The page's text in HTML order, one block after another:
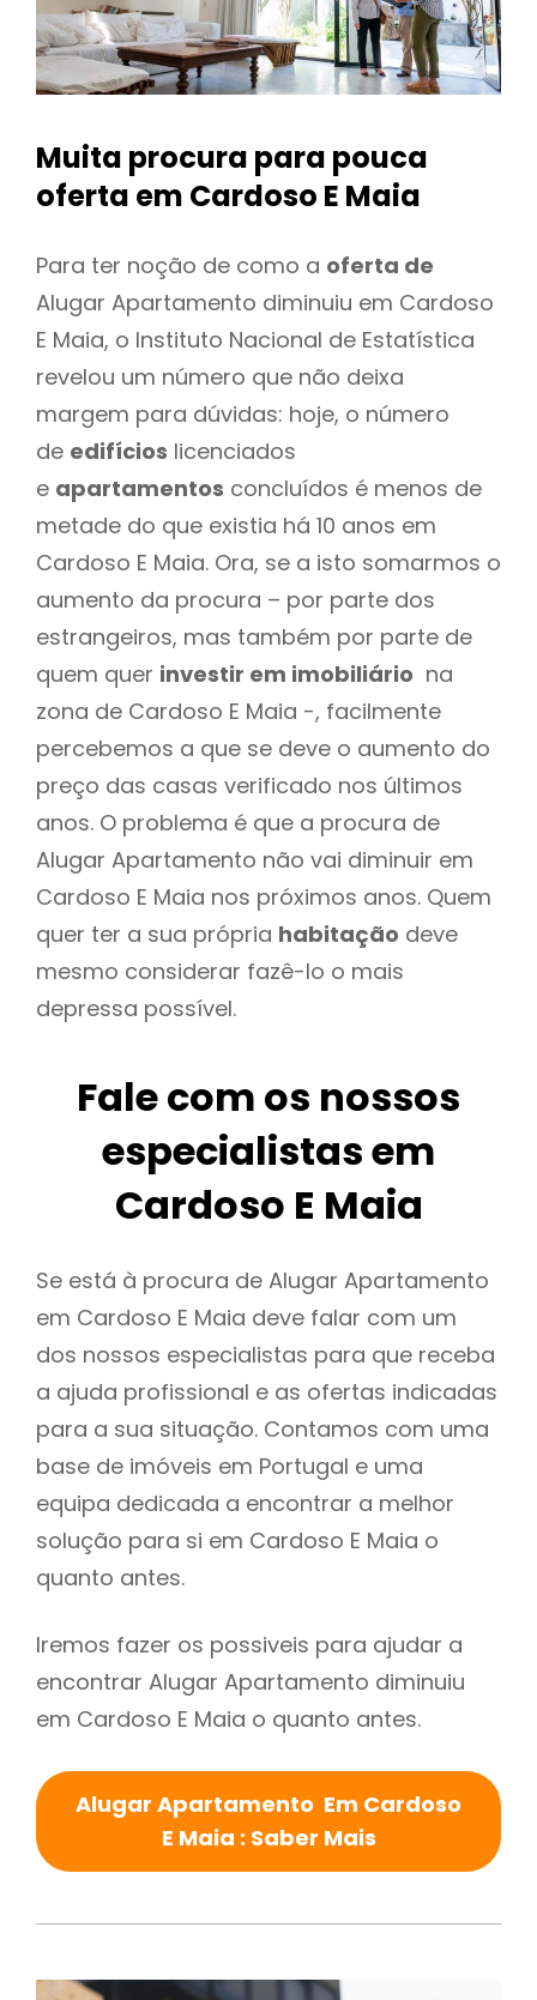
Muita procura para pouca
oferta em Cardoso E Maia
Para ter noção de como a oferta de
Alugar Apartamento diminuiu em Cardoso
E Maia, o Instituto Nacional de Estatística
revelou um número que não deixa
margem para dúvidas: hoje, o número
de edifícios licenciados
e apartamentos concluídos é menos de
metade do que existia há 10 anos em
Cardoso E Maia. Ora, se a isto somarmos o
aumento da procura – por parte dos
estrangeiros, mas também por parte de
quem quer investir em imobiliário na
zona de Cardoso E Maia -, facilmente
percebemos a que se deve o aumento do
preço das casas verificado nos últimos
anos. O problema é que a procura de
Alugar Apartamento não vai diminuir em
Cardoso E Maia nos próximos anos. Quem
quer ter a sua própria habitação deve
mesmo considerar fazê-lo o mais
depressa possível.
Fale com os nossos
especialistas em
Cardoso E Maia
Se está à procura de Alugar Apartamento
em Cardoso E Maia deve falar com um
dos nossos especialistas para que receba
a ajuda profissional e as ofertas indicadas
para a sua situação. Contamos com uma
base de imóveis em Portugal e uma
equipa dedicada a encontrar a melhor
solução para si em Cardoso E Maia o
quanto antes.
Iremos fazer os possiveis para ajudar a
encontrar Alugar Apartamento diminuiu
em Cardoso E Maia o quanto antes.
Alugar Apartamento Em Cardoso
E Maia : Saber Mais